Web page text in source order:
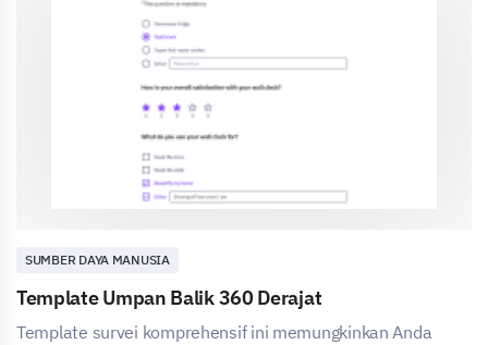
SUMBER DAYA MANUSIA
Template Umpan Balik 360 Derajat
Template survei komprehensif ini memungkinkan Anda